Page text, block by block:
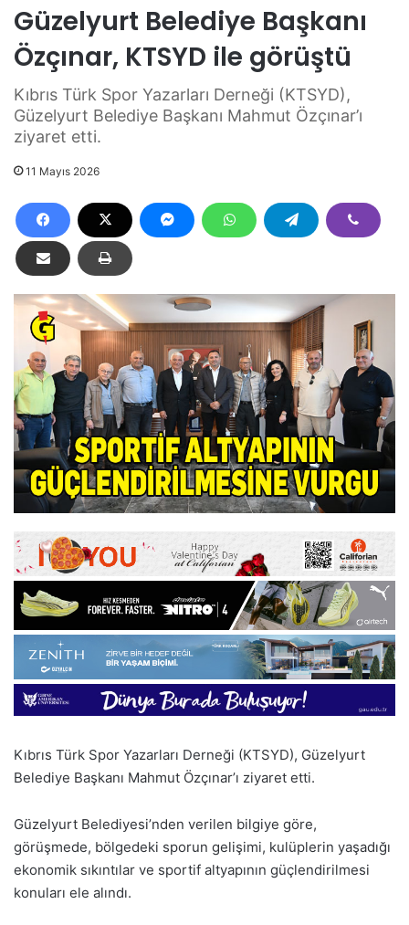
Güzelyurt Belediye Başkanı
Özçınar, KTSYD ile görüştü
Kıbrıs Türk Spor Yazarları Derneği (KTSYD),
Güzelyurt Belediye Başkanı Mahmut Özçınar’ı
ziyaret etti.
11 Mayıs 2026
Kıbrıs Türk Spor Yazarları Derneği (KTSYD), Güzelyurt
Belediye Başkanı Mahmut Özçınar’ı ziyaret etti.
Güzelyurt Belediyesi’nden verilen bilgiye göre,
görüşmede, bölgedeki sporun gelişimi, kulüplerin yaşadığı
ekonomik sıkıntılar ve sportif altyapının güçlendirilmesi
konuları ele alındı.